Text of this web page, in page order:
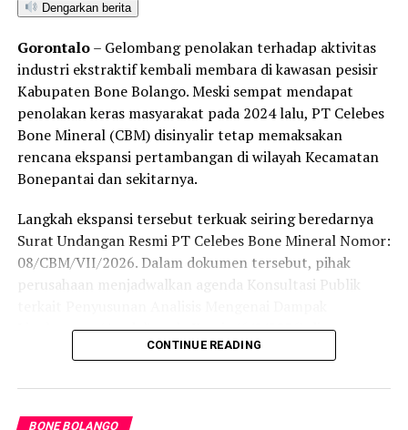
Dengarkan berita
Gorontalo– Gelombang penolakan terhadap aktivitas
industri ekstraktif kembali membara di kawasan pesisir
Kabupaten Bone Bolango. Meski sempat mendapat
penolakan keras masyarakat pada 2024 lalu, PT Celebes
Bone Mineral (CBM) disinyalir tetap memaksakan
rencana ekspansi pertambangan di wilayah Kecamatan
Bonepantai dan sekitarnya.
Langkah ekspansi tersebut terkuak seiring beredarnya
Surat Undangan Resmi PT Celebes Bone Mineral Nomor:
08/CBM/VII/2026. Dalam dokumen tersebut, pihak
perusahaan menjadwalkan agenda Konsultasi Publik
Lingkungan (Amdal) pada Kamis (6/8/2026) di
Kecamatan Bonepantai. Forum ini digelar sebagai
Pertambangan (IUP) ke tahap Operasi Produksi.
CONTINUE READING
BONE BOLANGO